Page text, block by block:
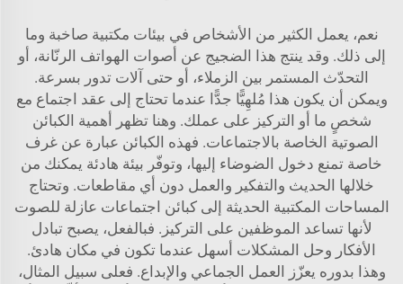
نعم، يعمل الكثير من الأشخاص في بيئات مكتبية صاخبة وما
إلى ذلك. وقد ينتج هذا الضجيج عن أصوات الهواتف الرنّانة، أو
التحدّث المستمر بين الزملاء، أو حتى آلات تدور بسرعة.
ويمكن أن يكون هذا مُلهِيًّا جدًّا عندما تحتاج إلى عقد اجتماع مع
شخصٍ ما أو التركيز على عملك. وهنا تظهر أهمية الكبائن
الصوتية الخاصة بالاجتماعات. فهذه الكبائن عبارة عن غرف
خاصة تمنع دخول الضوضاء إليها، وتوفّر بيئة هادئة يمكنك من
خلالها الحديث والتفكير والعمل دون أي مقاطعات. وتحتاج
المساحات المكتبية الحديثة إلى كبائن اجتماعات عازلة للصوت
لأنها تساعد الموظفين على التركيز. فبالفعل، يصبح تبادل
الأفكار وحل المشكلات أسهل عندما تكون في مكان هادئ.
وهذا بدوره يعزّز العمل الجماعي والإبداع. فعلى سبيل المثال،